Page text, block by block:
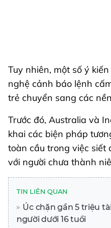
Tuy nhiên, một số ý
nghệ cảnh báo lệnh
trẻ chuyển sang các
Trước đó, Australia và
khai các biện pháp
toàn cầu trong việc siết
với người chưa thành
TIN LIÊN QUAN
Úc chặn gần 5 triệu
người dưới 16 tuổi